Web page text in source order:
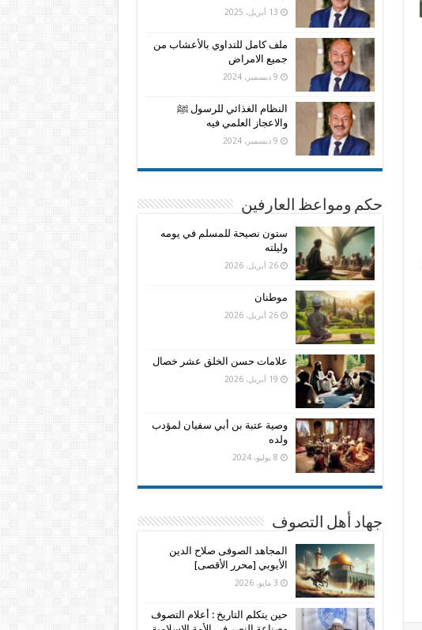
13 أبريل، 2025
ملف كامل للتداوي بالأعشاب من
جميع الامراض
9 ديسمبر، 2024
النظام الغذائي للرسول ﷺ
والاعجاز العلمي فيه
9 ديسمبر، 2024
حكم ومواعظ العارفين
ستون نصيحة للمسلم في يومه
وليلته
26 أبريل، 2026
موطنان
26 أبريل، 2026
علامات حسن الخلق عشر خصال
19 أبريل، 2026
وصية عتبة بن أبي سفيان لمؤدب
ولده
8 يوليو، 2024
جهاد أهل التصوف
المجاهد الصوفى صلاح الدين
الأيوبي [محرر الأقصى]
3 مايو، 2026
حين يتكلم التاريخ : أعلام التصوف